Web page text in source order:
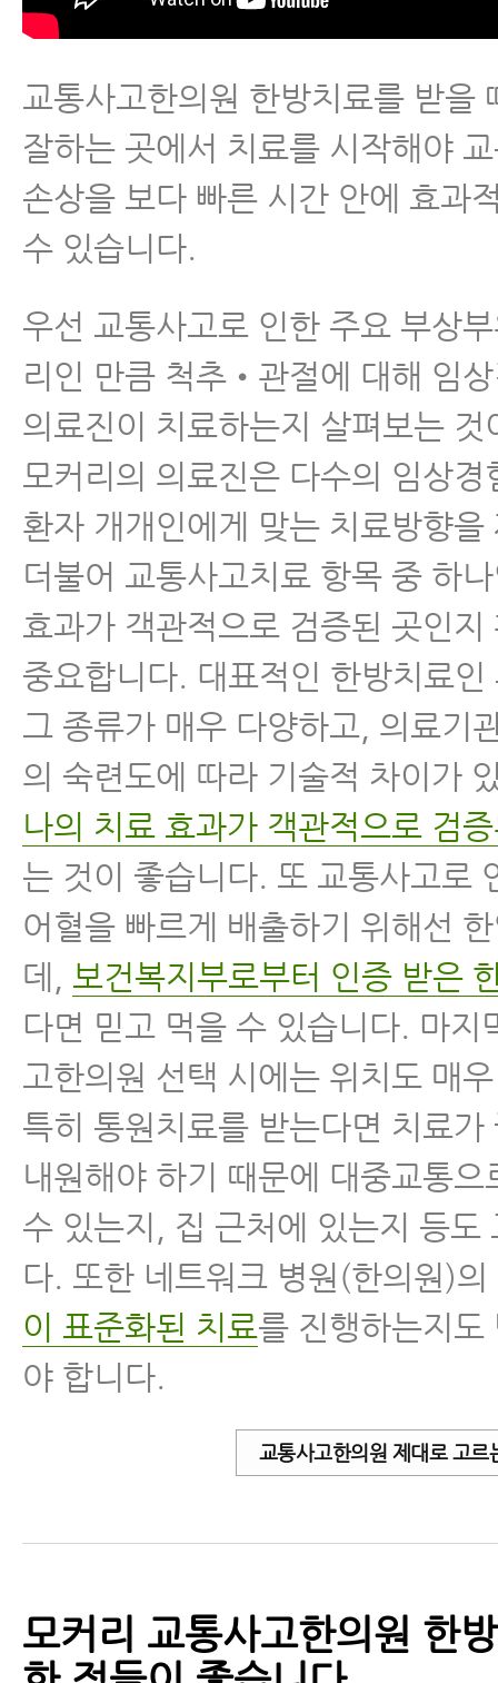
교통사고한의원 한방치료를 받을
잘하는 곳에서 치료를 시작해야
손상을 보다 빠른 시간 안에 효과
수 있습니다.
우선 교통사고로 인한 주요 부상
리인 만큼 척추•관절에 대해 임
의료진이 치료하는지 살펴보는 것
모커리의 의료진은 다수의 임상경
환자 개개인에게 맞는 치료방향을
더불어 교통사고치료 항목 중 하
효과가 객관적으로 검증된 곳인지
중요합니다. 대표적인 한방치료인
그 종류가 매우 다양하고, 의료기
의 숙련도에 따라 기술적 차이가
나의 치료 효과가 객관적으로 검
는 것이 좋습니다. 또 교통사고로
어혈을 빠르게 배출하기 위해선
데,
보건복지부로부터 인증 받은
다면 믿고 먹을 수 있습니다. 마지
고한의원 선택 시에는 위치도 매
특히 통원치료를 받는다면 치료가
내원해야 하기 때문에 대중교통으
수 있는지, 집 근처에 있는지 등도
다. 또한 네트워크 병원(한의원)
이 표준화된 치료를 진행하는지도
야 합니다.
교통사고한의원 제대로 고
모커리 교통사고한의원 한